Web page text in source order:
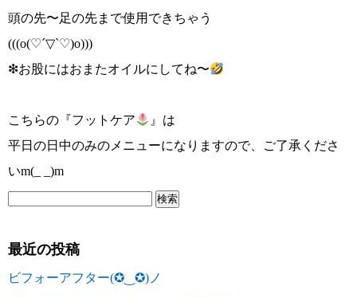
頭の先〜足の先まで使用できちゃう
(((o(♡´▽`♡)o)))
❇︎お股にはおまたオイルにしてね〜
こちらの『フットケア
』は
平日の日中のみのメニューになりますので、ご了承くださ
いm(_ _)m
最近の投稿
ビフォーアフター(✪‿✪)ノ